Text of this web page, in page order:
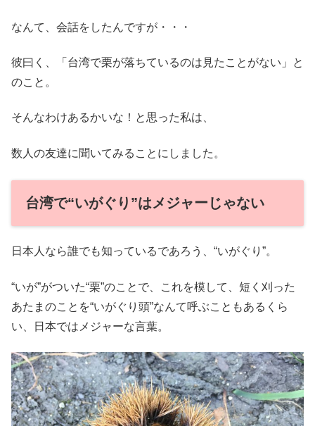
なんて、会話をしたんですが・・・
彼曰く、「台湾で栗が落ちているのは見たことがない」と
のこと。
そんなわけあるかいな！と思った私は、
数人の友達に聞いてみることにしました。
台湾で“いがぐり”はメジャーじゃない
日本人なら誰でも知っているであろう、“いがぐり”。
“いが”がついた“栗”のことで、これを模して、短く刈った
あたまのことを“いがぐり頭”なんて呼ぶこともあるくら
い、日本ではメジャーな言葉。